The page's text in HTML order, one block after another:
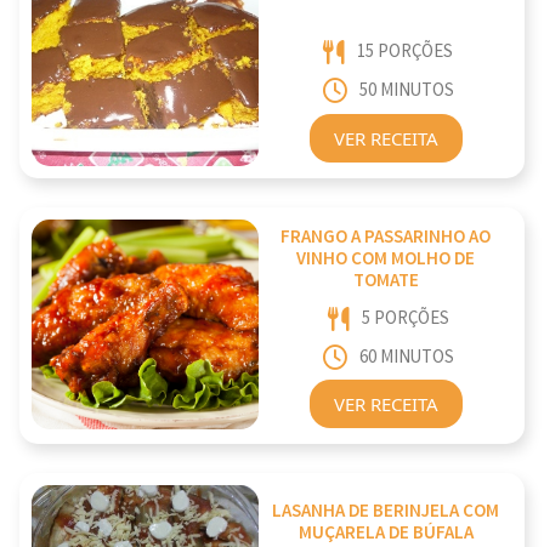
15 PORÇÕES
50 MINUTOS
VER RECEITA
FRANGO A PASSARINHO AO
VINHO COM MOLHO DE
TOMATE
5 PORÇÕES
60 MINUTOS
VER RECEITA
LASANHA DE BERINJELA COM
MUÇARELA DE BÚFALA